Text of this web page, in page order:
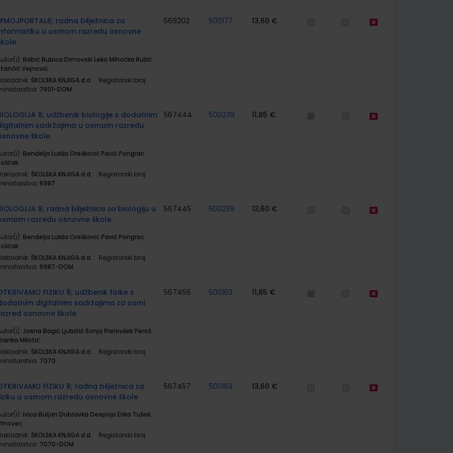
radna bilježnica za
u osmom razredu osnovne
Babić Bubica Dimovski Leko Mihočka Ružić
Vejnović
ŠKOLSKA KNJIGA d.d.
Registarski broj
7601-DOM
569202 500177 13,60 €
8; udžbenik biologije s dodatnim
sadržajima u osmom razredu
škole
Bendelja Lukša Orešković Pavić Pongrac
ŠKOLSKA KNJIGA d.d.
Registarski broj
6987
567444 500239 11,85 €
8; radna bilježnica za biologiju u
razredu osnovne škole
Bendelja Lukša Orešković Pavić Pongrac
ŠKOLSKA KNJIGA d.d.
Registarski broj
6987-DOM
567445 500239 13,60 €
FIZIKU 8; udžbenik fizike s
digitalnim sadržajima za osmi
osnovne škole
Jasna Bagić Ljubičić Sonja Prelovšek Peroš
Milotić
ŠKOLSKA KNJIGA d.d.
Registarski broj
7070
567456 500163 11,85 €
FIZIKU 8; radna bilježnica za
u osmom razredu osnovne škole
Ivica Buljan Dubravka Despoja Erika Tušek
ŠKOLSKA KNJIGA d.d.
Registarski broj
7070-DOM
567457 500163 13,60 €